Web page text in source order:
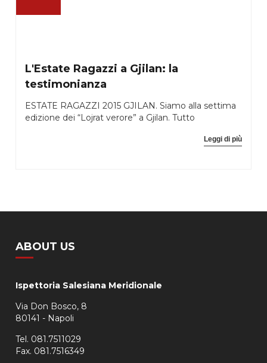
L'Estate Ragazzi a Gjilan: la
testimonianza
ESTATE RAGAZZI 2015 GJILAN. Siamo alla settima
edizione dei “Lojrat verore” a Gjilan. Tutto
Leggi di più
ABOUT US
Ispettoria Salesiana Meridionale
Via Don Bosco, 8
80141 - Napoli
Tel. 081.7511029
Fax. 081.7516349